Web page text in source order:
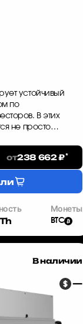
устойчивый
по
В этих
не просто
это
от238 662 ₽*
Монеты
BTC
—
В наличии